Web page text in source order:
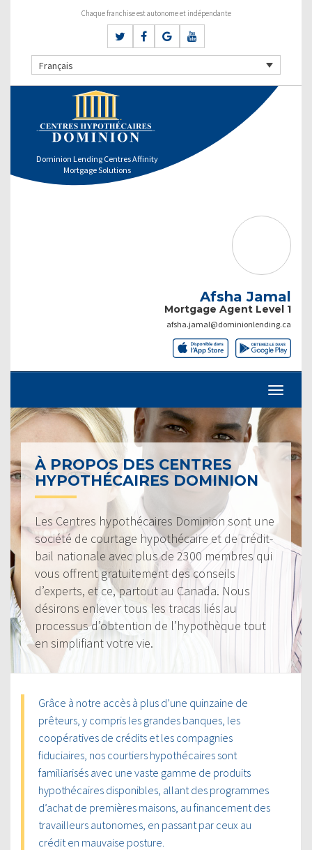
Chaque franchise est autonome et indépendante
Français
Dominion Lending Centres Affinity
Mortgage Solutions
Afsha Jamal
Mortgage Agent Level 1
afsha.jamal@dominionlending.ca
À PROPOS DES CENTRES
HYPOTHÉCAIRES DOMINION
Les Centres hypothécaires Dominion sont une
société de courtage hypothécaire et de crédit-
bail nationale avec plus de 2300 membres qui
vous offrent gratuitement des conseils
d’experts, et ce, partout au Canada. Nous
désirons enlever tous les tracas liés au
processus d’obtention de l’hypothèque tout
en simplifiant votre vie.
Grâce à notre accès à plus d’une quinzaine de
prêteurs, y compris les grandes banques, les
coopératives de crédits et les compagnies
fiduciaires, nos courtiers hypothécaires sont
familiarisés avec une vaste gamme de produits
hypothécaires disponibles, allant des programmes
d’achat de premières maisons, au financement des
travailleurs autonomes, en passant par ceux au
crédit en mauvaise posture.